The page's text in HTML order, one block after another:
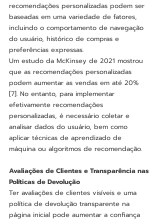
recomendações personalizadas podem ser
baseadas em uma variedade de fatores,
incluindo o comportamento de navegação
do usuário, histórico de compras e
preferências expressas.
Um estudo da McKinsey de 2021 mostrou
que as recomendações personalizadas
podem aumentar as vendas em até 20%
[7]. No entanto, para implementar
efetivamente recomendações
personalizadas, é necessário coletar e
analisar dados do usuário, bem como
aplicar técnicas de aprendizado de
máquina ou algoritmos de recomendação.
Avaliações de Clientes e Transparência nas
Políticas de Devolução
Ter avaliações de clientes visíveis e uma
política de devolução transparente na
página inicial pode aumentar a confiança